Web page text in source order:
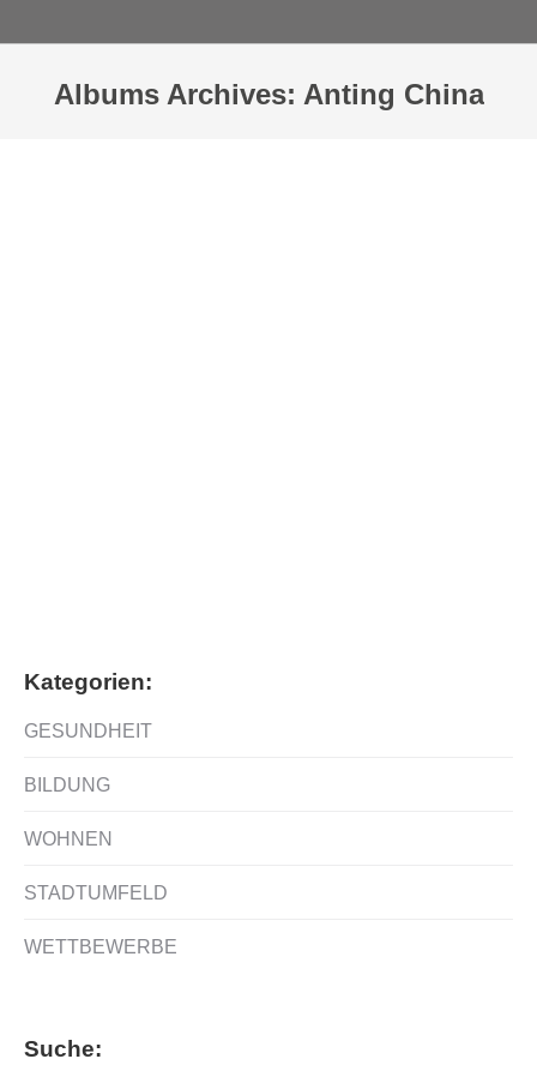
Albums Archives: Anting China
Kategorien:
GESUNDHEIT
BILDUNG
WOHNEN
STADTUMFELD
WETTBEWERBE
Suche: